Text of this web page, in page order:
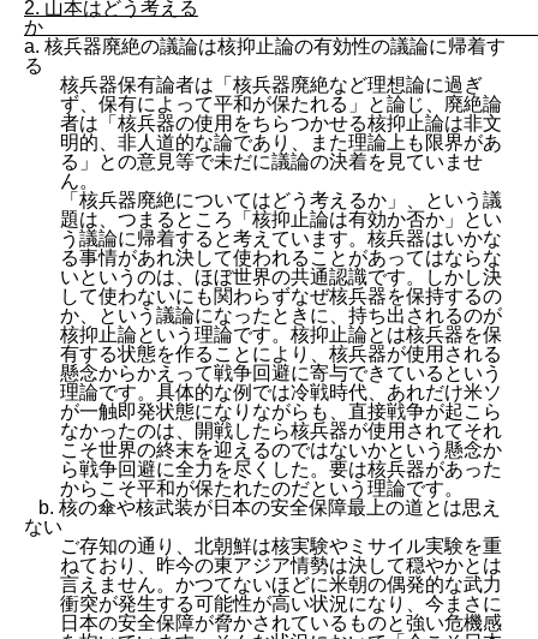
2. 山本はどう考える
か
a. 核兵器廃絶の議論は核抑止論の有効性の議論に帰着す
る
核兵器保有論者は「核兵器廃絶など理想論に過ぎ
ず、保有によって平和が保たれる」と論じ、廃絶論
者は「核兵器の使用をちらつかせる核抑止論は非文
明的、非人道的な論であり、また理論上も限界があ
る」との意見等で未だに議論の決着を見ていませ
ん。
「核兵器廃絶についてはどう考えるか」、という議
題は、つまるところ「核抑止論は有効か否か」とい
う議論に帰着すると考えています。核兵器はいかな
る事情があれ決して使われることがあってはならな
いというのは、ほぼ世界の共通認識です。しかし決
して使わないにも関わらずなぜ核兵器を保持するの
か、という議論になったときに、持ち出されるのが
核抑止論という理論です。核抑止論とは核兵器を保
有する状態を作ることにより、核兵器が使用される
懸念からかえって戦争回避に寄与できているという
理論です。具体的な例では冷戦時代、あれだけ米ソ
が一触即発状態になりながらも、直接戦争が起こら
なかったのは、開戦したら核兵器が使用されてそれ
こそ世界の終末を迎えるのではないかという懸念か
ら戦争回避に全力を尽くした。要は核兵器があった
からこそ平和が保たれたのだという理論です。
b. 核の傘や核武装が日本の安全保障最上の道とは思え
ない
ご存知の通り、北朝鮮は核実験やミサイル実験を重
ねており、昨今の東アジア情勢は決して穏やかとは
言えません。かつてないほどに米朝の偶発的な武力
衝突が発生する可能性が高い状況になり、今まさに
日本の安全保障が脅かされているものと強い危機感